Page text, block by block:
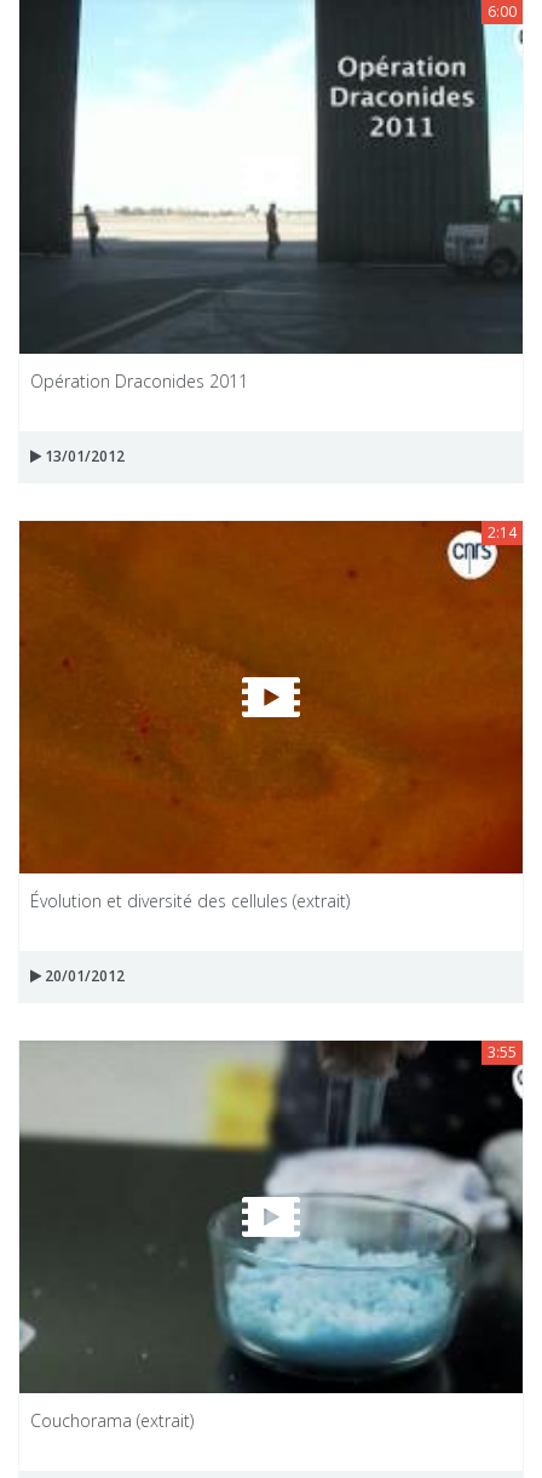
6:00
Opération Draconides 2011
13/01/2012
2:14
Évolution et diversité des cellules (extrait)
20/01/2012
3:55
Couchorama (extrait)